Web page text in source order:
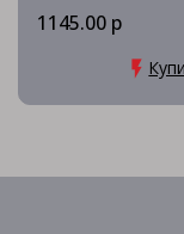
1145.00 р